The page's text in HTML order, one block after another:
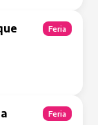
Feria
Feria